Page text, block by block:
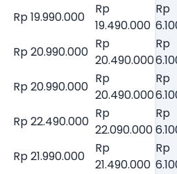
Rp 19.990.000
Rp
19.490.000
Rp
Rp 20.990.000
Rp
20.490.000
Rp
Rp 20.990.000
Rp
20.490.000
Rp
Rp 22.490.000
Rp
22.090.000
Rp
Rp 21.990.000
Rp
21.490.000
Rp